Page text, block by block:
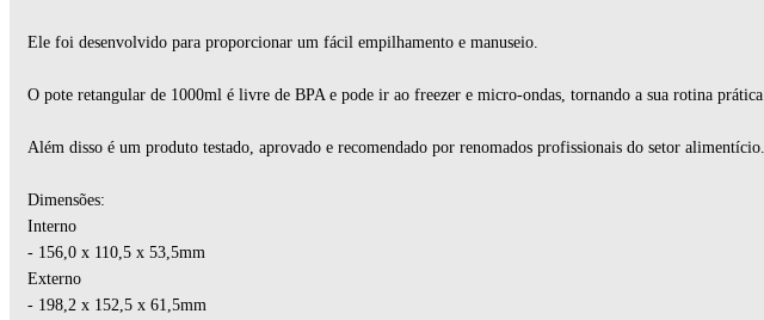
Ele foi desenvolvido para proporcionar um fácil empilhamento e manuseio.
O pote retangular de 1000ml é livre de BPA e pode ir ao freezer e micro-ondas, tornando a sua rotina prática.
Além disso é um produto testado, aprovado e recomendado por renomados profissionais do setor alimentício.
Dimensões:
Interno
- 156,0 x 110,5 x 53,5mm
Externo
- 198,2 x 152,5 x 61,5mm